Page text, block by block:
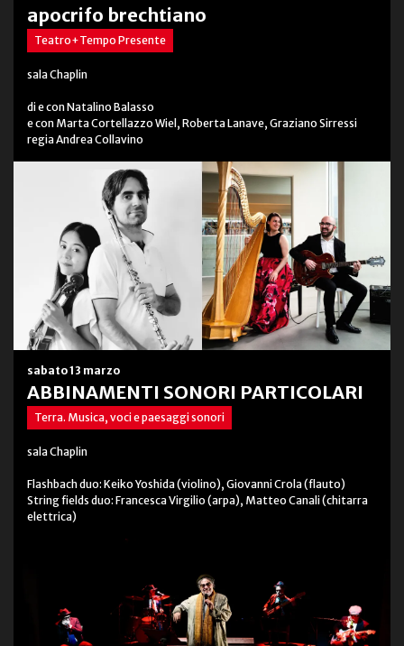
apocrifo brechtiano
Teatro+Tempo Presente
sala Chaplin
di e con Natalino Balasso
e con Marta Cortellazzo Wiel, Roberta Lanave, Graziano Sirressi
regia Andrea Collavino
sabato 13 marzo
ABBINAMENTI SONORI PARTICOLARI
Terra. Musica, voci e paesaggi sonori
sala Chaplin
Flashbach duo: Keiko Yoshida (violino), Giovanni Crola (flauto)
String fields duo: Francesca Virgilio (arpa), Matteo Canali (chitarra
elettrica)